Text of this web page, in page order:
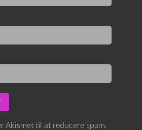
Akismet til at reducere spam.